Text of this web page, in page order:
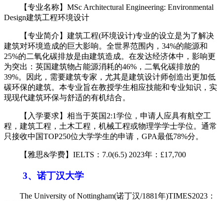
【专业名称】MSc Architectural Engineering: Environmental
Design建筑工程环境设计
【专业简介】建筑工程(环境设计)专业的设立是为了解决
建筑对环境造成的巨大影响。全世界范围内，34%的能源和
25%的二氧化碳排放是由建筑造成。在发达经济体中，影响更
为突出：英国建筑物占能源消耗的46%，二氧化碳排放的
39%。因此，需要建筑专家，尤其是建筑设计师创造出更加低
碳环保的建筑。本专业旨在教授学生相应技能和专业知识，实
现现代建筑环保与舒适的有机结合。
【入学要求】相当于英国2:1学位，申请人应具有航空工
程，建筑工程，土木工程，机械工程或物理学学士学位。通常
只接收中国TOP250位大学学生的申请，GPA最低78%分。
【雅思&学费】IELTS：7.0(6.5) 2023年：£17,700
3、诺丁汉大学
The University of Nottingham(诺丁汉/1881年)TIMES2023：